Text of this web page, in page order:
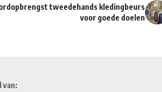
tweedehands kledingbeurs
voor goede doelen
van: